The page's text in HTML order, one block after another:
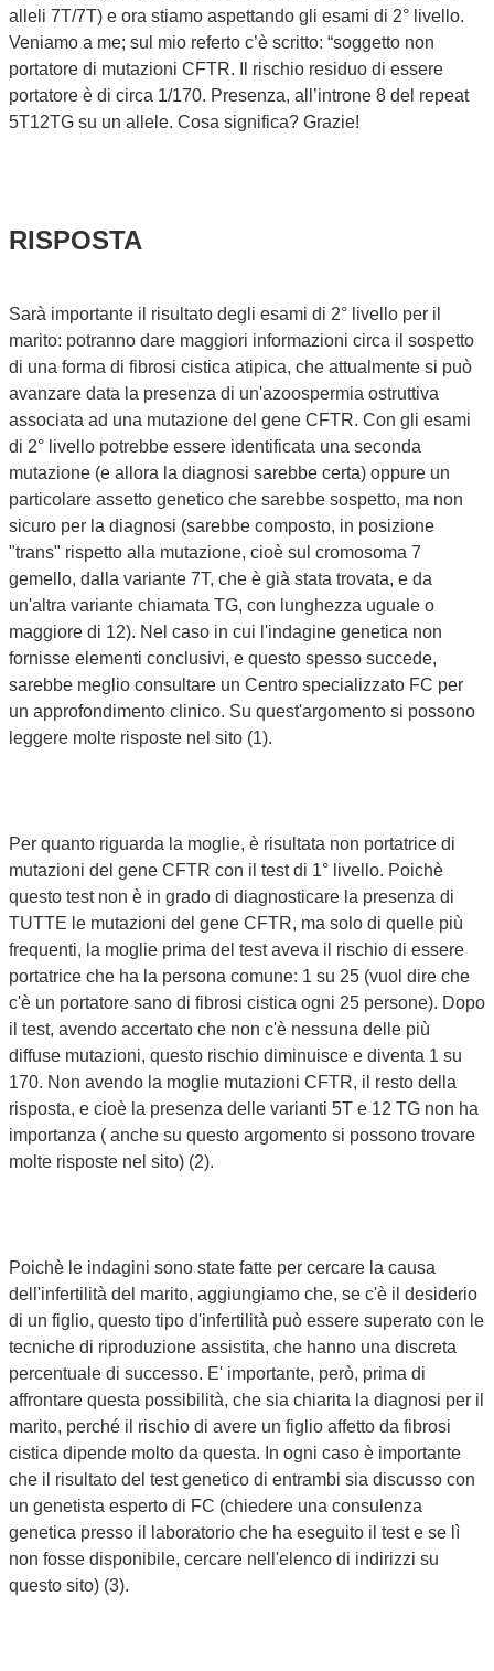
alleli 7T/7T) e ora stiamo aspettando gli esami di 2° livello.
Veniamo a me; sul mio referto c’è scritto: “soggetto non
portatore di mutazioni CFTR. Il rischio residuo di essere
portatore è di circa 1/170. Presenza, all’introne 8 del repeat
5T12TG su un allele. Cosa significa? Grazie!
RISPOSTA
Sarà importante il risultato degli esami di 2° livello per il
marito: potranno dare maggiori informazioni circa il sospetto
di una forma di fibrosi cistica atipica, che attualmente si può
avanzare data la presenza di un'azoospermia ostruttiva
associata ad una mutazione del gene CFTR. Con gli esami
di 2° livello potrebbe essere identificata una seconda
mutazione (e allora la diagnosi sarebbe certa) oppure un
particolare assetto genetico che sarebbe sospetto, ma non
sicuro per la diagnosi (sarebbe composto, in posizione
"trans" rispetto alla mutazione, cioè sul cromosoma 7
gemello, dalla variante 7T, che è già stata trovata, e da
un'altra variante chiamata TG, con lunghezza uguale o
maggiore di 12). Nel caso in cui l'indagine genetica non
fornisse elementi conclusivi, e questo spesso succede,
sarebbe meglio consultare un Centro specializzato FC per
un approfondimento clinico. Su quest'argomento si possono
leggere molte risposte nel sito (1).
Per quanto riguarda la moglie, è risultata non portatrice di
mutazioni del gene CFTR con il test di 1° livello. Poichè
questo test non è in grado di diagnosticare la presenza di
TUTTE le mutazioni del gene CFTR, ma solo di quelle più
frequenti, la moglie prima del test aveva il rischio di essere
portatrice che ha la persona comune: 1 su 25 (vuol dire che
c'è un portatore sano di fibrosi cistica ogni 25 persone). Dopo
il test, avendo accertato che non c'è nessuna delle più
diffuse mutazioni, questo rischio diminuisce e diventa 1 su
170. Non avendo la moglie mutazioni CFTR, il resto della
risposta, e cioè la presenza delle varianti 5T e 12 TG non ha
importanza ( anche su questo argomento si possono trovare
molte risposte nel sito) (2).
Poichè le indagini sono state fatte per cercare la causa
dell'infertilità del marito, aggiungiamo che, se c'è il desiderio
di un figlio, questo tipo d'infertilità può essere superato con le
tecniche di riproduzione assistita, che hanno una discreta
percentuale di successo. E' importante, però, prima di
affrontare questa possibilità, che sia chiarita la diagnosi per il
marito, perché il rischio di avere un figlio affetto da fibrosi
cistica dipende molto da questa. In ogni caso è importante
che il risultato del test genetico di entrambi sia discusso con
un genetista esperto di FC (chiedere una consulenza
genetica presso il laboratorio che ha eseguito il test e se lì
non fosse disponibile, cercare nell'elenco di indirizzi su
questo sito) (3).